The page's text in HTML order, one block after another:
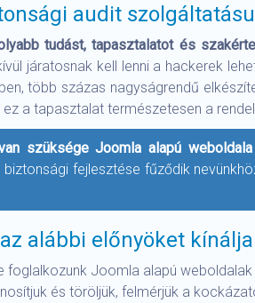
audit
tudást, tapasztalatot és
járatosnak kell lenni a hackerek
több százas nagyságrendű
a tapasztalat természetesen a
szüksége Joomla alapú
biztonsági fejlesztése fűződik
alábbi előnyöket kínálja
foglalkozunk Joomla alapú
és töröljük, felmérjük a